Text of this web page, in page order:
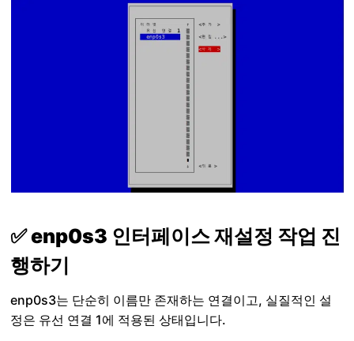
✅ enp0s3 인터페이스 재설정 작업 진
행하기
enp0s3는 단순히 이름만 존재하는 연결이고, 실질적인 설
정은 유선 연결 1에 적용된 상태입니다.